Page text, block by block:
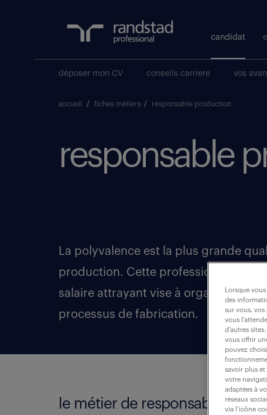
candidat
déposer mon CV conseils carriere vos
accueil / fiches métiers / responsable production
responsable
La polyvalence est la plus grande
production. Cette profession aux
salaire attrayant vise à organiser et
processus de fabrication.
le métier de responsable
Lorsque
des
sur vous,
vous
d’autres
vous offrir
pouvez
savoir plus et
votre
adaptées à
réseaux
via l’icône